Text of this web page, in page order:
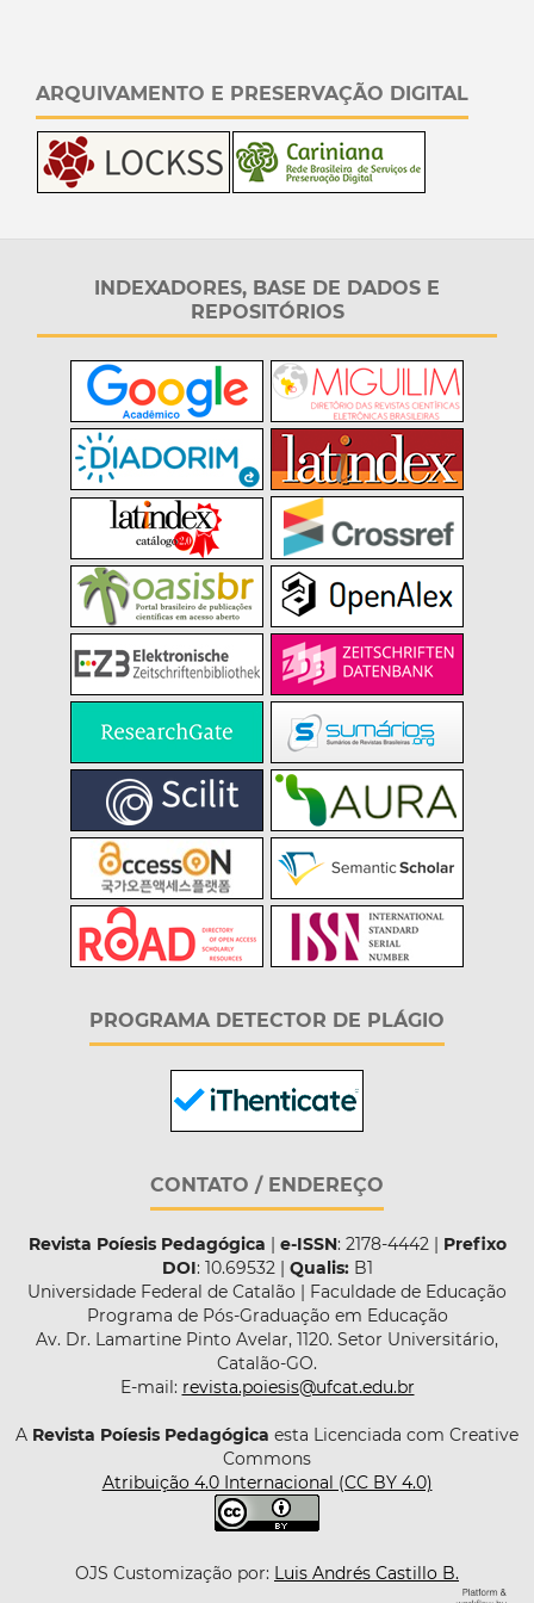
ARQUIVAMENTO E PRESERVAÇÃO DIGITAL
INDEXADORES, BASE DE DADOS E
REPOSITÓRIOS
PROGRAMA DETECTOR DE PLÁGIO
CONTATO / ENDEREÇO
Revista Poíesis Pedagógica | e-ISSN: 2178-4442 | Prefixo
DOI: 10.69532 | Qualis:B1
Universidade Federal de Catalão | Faculdade de Educação
Programa de Pós-Graduação em Educação
Av. Dr. Lamartine Pinto Avelar, 1120. Setor Universitário,
Catalão-GO.
E-mail: revista.poiesis@ufcat.edu.br
A Revista Poíesis Pedagógica esta Licenciada com Creative
Commons
Atribuição 4.0 Internacional (CC BY 4.0)
OJS Customização por: Luis Andrés Castillo B.